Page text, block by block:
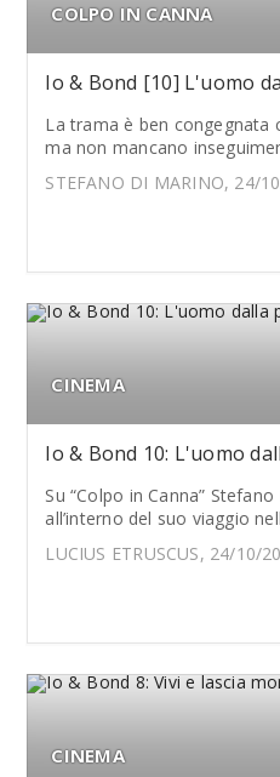
COLPO IN CANNA
Io & Bond [10] L'uomo
La trama è ben
ma non mancano
STEFANO DI MARINO, 24/
CINEMA
Io & Bond 10: L'uomo
Su “Colpo in Canna”
all’interno del suo viaggio
LUCIUS ETRUSCUS, 24/10/
CINEMA